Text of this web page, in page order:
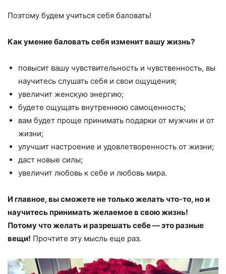
Поэтому будем учиться себя баловать!
Как умение баловать себя изменит вашу жизнь?
повысит вашу чувствительность и чувственность, вы
научитесь слушать себя и свои ощущения;
увеличит женскую энергию;
будете ощущать внутреннюю самоценность;
вам будет проще принимать подарки от мужчин и от
жизни;
улучшит настроение и удовлетворенность от жизни;
даст новые силы;
увеличит любовь к себе и любовь мира.
И главное, вы сможете не только желать что-то, но и
научитесь принимать желаемое в свою жизнь!
Потому что желать и разрешать себе — это разные
вещи! Прочтите эту мысль еще раз.